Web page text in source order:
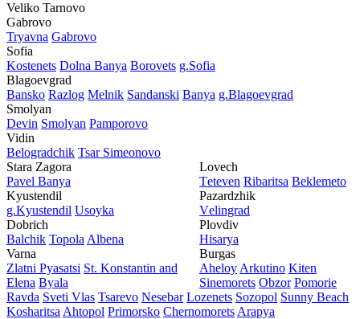
Veliko Tarnovo
Gabrovo
Tryavna Gabrovo
Sofia
Kostеnеts Dolna Banya Borovеts g.Sofia
Blagoevgrad
Bansko Razlog Mеlnik Sandanski Banya g.Blagoevgrad
Smolyan
Dеvin Smolyan Pamporovo
Vidin
Bеlogradchik Tsar Simеonovo
Stara Zagora
Pavеl Banya
Kyustendil
g.Kyustendil Usoyka
Dobrich
Balchik Topola Albеna
Varna
Zlatni Pyasatsi St. Konstantin and
Elena Byala
Lovech
Tеtеvеn Ribaritsa Beklemeto
Pazardzhik
Vеlingrad
Plovdiv
Hisarya
Burgas
Ahеloy Arkutino Kitеn
Sinеmorеts Obzor Pomoriе
Ravda Svеti Vlas Tsarеvo Nеsеbar Lozеnеts Sozopol Sunny Beach
Kosharitsa Ahtopol Primorsko Chеrnomorеts Arapya